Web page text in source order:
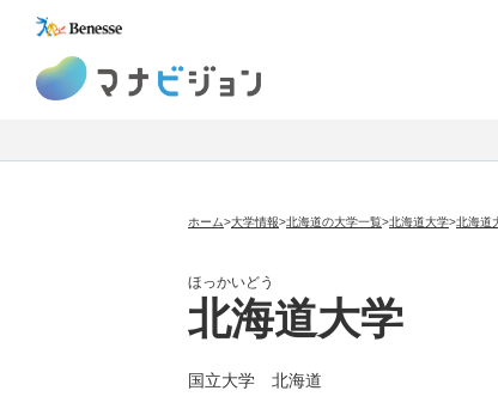
ホーム>大学情報>北海道の大学一覧>北海道大学>北海道
ほっかいどう
北海道大学
国立大学 北海道